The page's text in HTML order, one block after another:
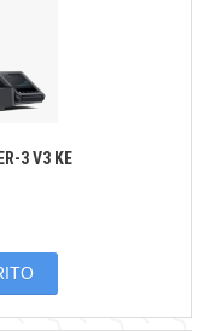
3 V3 KE